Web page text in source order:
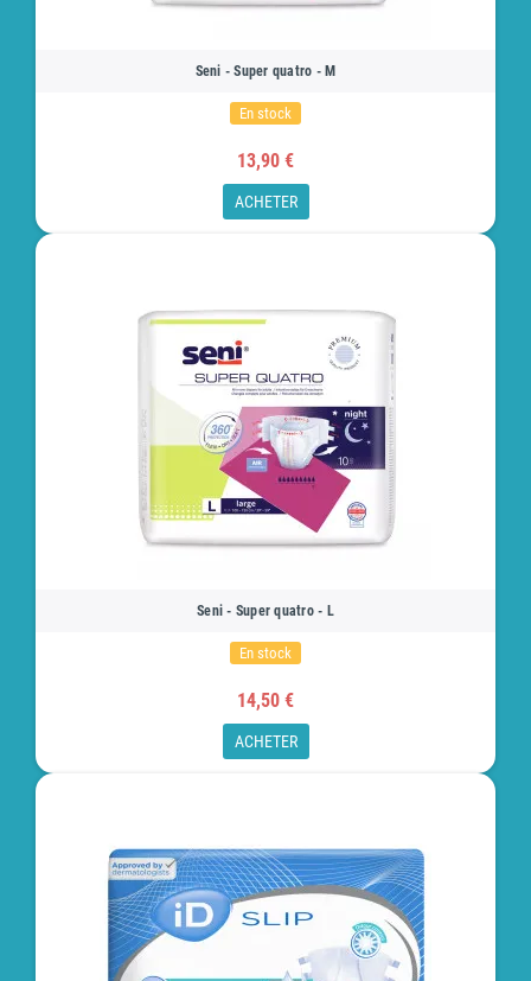
Seni - Super quatro - M
En stock
13,90 €
ACHETER
Seni - Super quatro - L
En stock
14,50 €
ACHETER